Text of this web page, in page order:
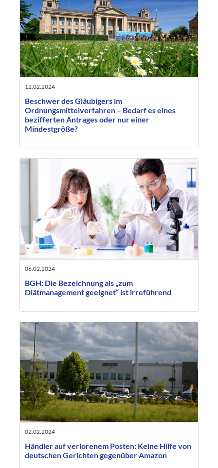
12.02.2024
Beschwer des Gläubigers im
Ordnungsmittelverfahren – Bedarf es eines
bezifferten Antrages oder nur einer
Mindestgröße?
06.02.2024
BGH: Die Bezeichnung als „zum
Diätmanagement geeignet“ ist irreführend
02.02.2024
Händler auf verlorenem Posten: Keine Hilfe von
deutschen Gerichten gegenüber Amazon